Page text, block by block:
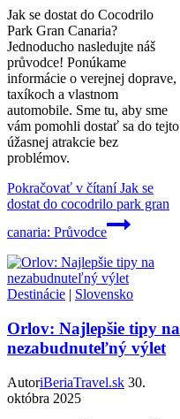
Jak se dostat do Cocodrilo
Park Gran Canaria?
Jednoducho nasledujte náš
průvodce! Ponúkame
informácie o verejnej doprave,
taxíkoch a vlastnom
automobile. Sme tu, aby sme
vám pomohli dostať sa do tejto
úžasnej atrakcie bez
problémov.
Pokračovať v čítaníJak se
dostat do cocodrilo park gran
canaria: Průvodce
Destinácie | Slovensko
Orlov: Najlepšie tipy na
nezabudnuteľný výlet
AutoriBeriaTravel.sk 30.
októbra 2025